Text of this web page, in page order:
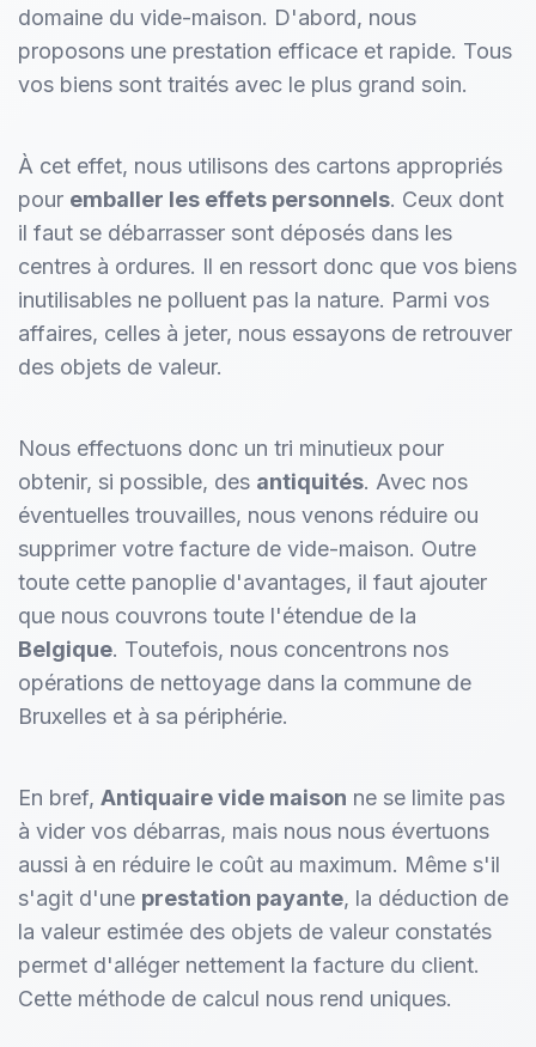
domaine du vide-maison. D'abord, nous
proposons une prestation efficace et rapide. Tous
vos biens sont traités avec le plus grand soin.
À cet effet, nous utilisons des cartons appropriés
pour emballer les effets personnels. Ceux dont
il faut se débarrasser sont déposés dans les
centres à ordures. Il en ressort donc que vos biens
inutilisables ne polluent pas la nature. Parmi vos
affaires, celles à jeter, nous essayons de retrouver
des objets de valeur.
Nous effectuons donc un tri minutieux pour
obtenir, si possible, des antiquités. Avec nos
éventuelles trouvailles, nous venons réduire ou
supprimer votre facture de vide-maison. Outre
toute cette panoplie d'avantages, il faut ajouter
que nous couvrons toute l'étendue de la
Belgique. Toutefois, nous concentrons nos
opérations de nettoyage dans la commune de
Bruxelles et à sa périphérie.
En bref, Antiquaire vide maison ne se limite pas
à vider vos débarras, mais nous nous évertuons
aussi à en réduire le coût au maximum. Même s'il
s'agit d'une prestation payante, la déduction de
la valeur estimée des objets de valeur constatés
permet d'alléger nettement la facture du client.
Cette méthode de calcul nous rend uniques.